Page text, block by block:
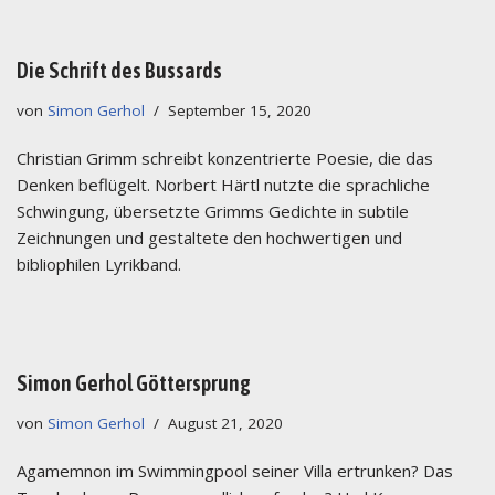
Die Schrift des Bussards
von Simon Gerhol September 15, 2020
Christian Grimm schreibt konzentrierte Poesie, die das
Denken beflügelt. Norbert Härtl nutzte die sprachliche
Schwingung, übersetzte Grimms Gedichte in subtile
Zeichnungen und gestaltete den hochwertigen und
bibliophilen Lyrikband.
Simon Gerhol Göttersprung
von Simon Gerhol August 21, 2020
Agamemnon im Swimmingpool seiner Villa ertrunken? Das